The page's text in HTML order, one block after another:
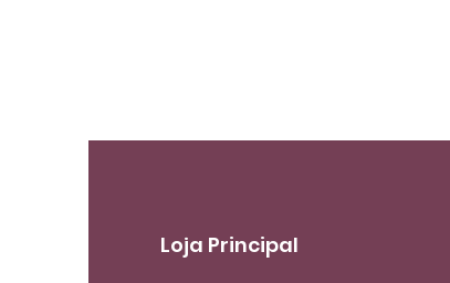
Loja Principal